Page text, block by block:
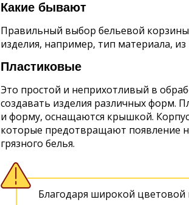
Какие бывают
Правильный выбор бельевой
изделия, например, тип материала,
Пластиковые
Это простой и неприхотливый в
создавать изделия различных форм.
и форму, оснащаются крышкой.
которые предотвращают появление
грязного белья.
Благодаря широкой